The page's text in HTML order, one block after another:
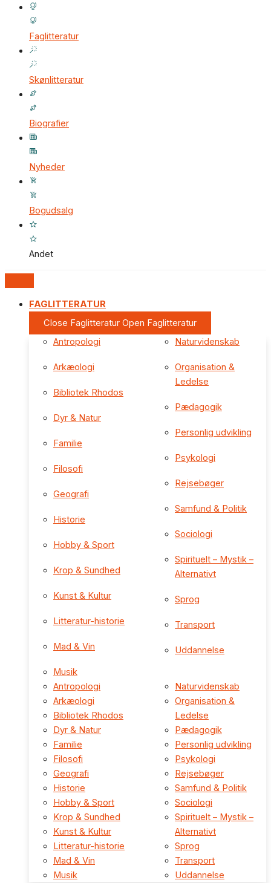
Faglitteratur
Skønlitteratur
Biografier
Nyheder
Bogudsalg
Andet
FAGLITTERATUR
Close Faglitteratur Open Faglitteratur
Antropologi
Arkæologi
Bibliotek Rhodos
Dyr & Natur
Familie
Filosofi
Geografi
Historie
Hobby & Sport
Krop & Sundhed
Kunst & Kultur
Litteratur-historie
Mad & Vin
Musik
Naturvidenskab
Organisation &
Ledelse
Pædagogik
Personlig udvikling
Psykologi
Rejsebøger
Samfund & Politik
Sociologi
Spirituelt – Mystik –
Alternativt
Sprog
Transport
Uddannelse
Antropologi
Arkæologi
Bibliotek Rhodos
Dyr & Natur
Familie
Filosofi
Geografi
Historie
Hobby & Sport
Krop & Sundhed
Kunst & Kultur
Litteratur-historie
Mad & Vin
Musik
Naturvidenskab
Organisation &
Ledelse
Pædagogik
Personlig udvikling
Psykologi
Rejsebøger
Samfund & Politik
Sociologi
Spirituelt – Mystik –
Alternativt
Sprog
Transport
Uddannelse